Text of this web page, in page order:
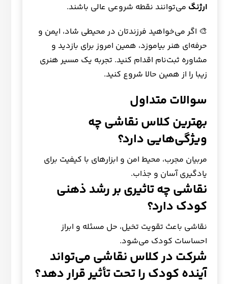
ارژنگ می‌توانند نقطه شروعی عالی باشند.
🎨 اگر می‌خواهید فرزندتان در محیطی شاد، ایمن و
حرفه‌ای هنر بیاموزد، همین امروز برای بازدید و
مشاوره ثبت‌نام اقدام کنید. تجربه یک مسیر هنری
زیبا را از همین حالا شروع کنید.
سوالات متداول
بهترین کلاس نقاشی چه
ویژگی‌هایی دارد؟
مربیان مجرب، محیط امن و ابزارهای با کیفیت برای
یادگیری آسان و جذاب.
نقاشی چه تاثیری بر رشد ذهنی
کودک دارد؟
نقاشی باعث تقویت تخیل، حل مسئله و ابراز
احساسات کودک می‌شود.
شرکت در کلاس نقاشی می‌تواند
آینده کودک را تحت تأثیر قرار دهد؟